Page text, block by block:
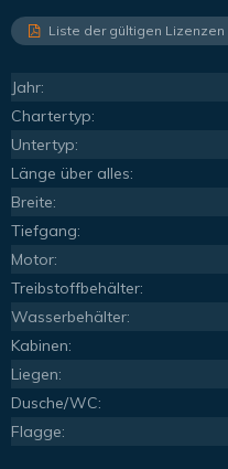
Liste der gültigen Lizenzen
Jahr:
Chartertyp:
Untertyp:
Länge über alles:
Breite:
Tiefgang:
Motor:
Treibstoffbehälter:
Wasserbehälter:
Kabinen:
Liegen:
Dusche/WC:
Flagge: